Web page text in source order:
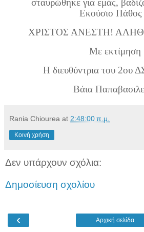
σταυρώθηκε για εμάς,
Εκούσιο Πάθος
ΧΡΙΣΤΟΣ ΑΝΕΣΤΗ!
Με εκτίμηση
Η διευθύντρια του 2ου
Βάια
Rania Chiourea at 2:48:00 π.μ.
Κοινή χρήση
Δεν υπάρχουν σχόλια:
Δημοσίευση σχολίου
‹ Αρχική σελίδα